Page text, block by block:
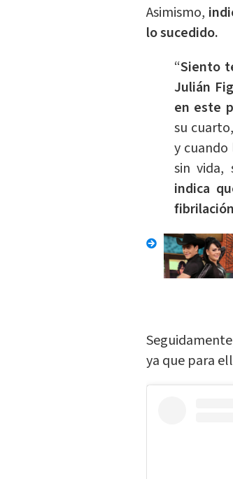
Asimismo,
lo sucedido.
“Siento
Julián
en este
su
y
sin vida,
indica
ya que para